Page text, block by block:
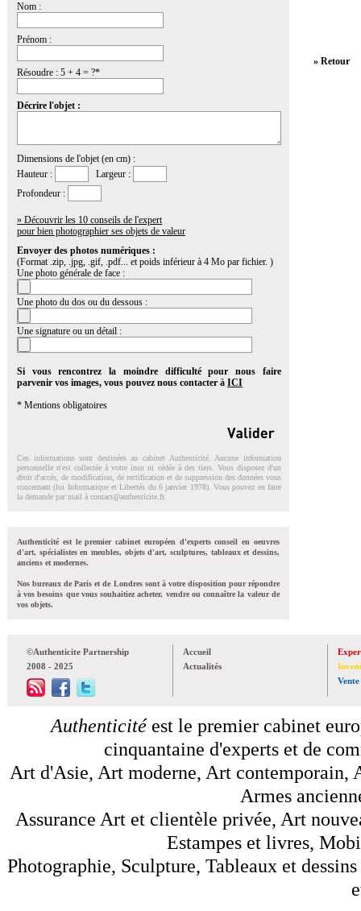
Nom :
Prénom :
Résoudre : 5 + 4 = ?*
Décrire l'objet :
Dimensions de l'objet (en cm) :
Hauteur :
Largeur :
Profondeur :
» Découvrir les 10 conseils de l'expert
pour bien photographier ses objets de valeur
Envoyer des photos numériques :
(Format .zip, .jpg, .gif, .pdf... et poids inférieur à 4 Mo par fichier. )
Une photo générale de face :
Une photo du dos ou du dessous :
Une signature ou un détail :
Si vous rencontrez la moindre difficulté pour nous faire
parvenir vos images, vous pouvez nous contacter à ICI
* Mentions obligatoires
Ces informations sont destinées au cabinet Authenticité. Aucune information
personnelle n'est collectée à votre insu ni cédée à des tiers. Vous disposez d'un
droit d'accés, de modification, de rectification et de suppression des données vous
concernant (loi Informatique et Libertés du 6 janvier 1978). Vous pouvez en faire
la demande par mail à contact@authenticite.fr.
Authenticité est le premier cabinet européen d'experts conseil en oeuvres
d'art, spécialistes en meubles, objets d'art, sculptures, tableaux et dessins,
anciens et modernes.
Nos bureaux de Paris et de Londres sont à votre disposition pour répondre
à vos besoins que vous souhaitiez acheter, vendre ou connaître la valeur de
vos objets.
» Retour
©Authenticite Partnership
2008 - 2025
Accueil
Actualités
Vente
Authenticitéest le premier cabinet
cinquantaine d'experts et de
Art d'Asie, Art moderne, Art contemporain,
Armes
Assurance Art et clientèle privée, Art
Estampes et livres,
Photographie, Sculpture, Tableaux et